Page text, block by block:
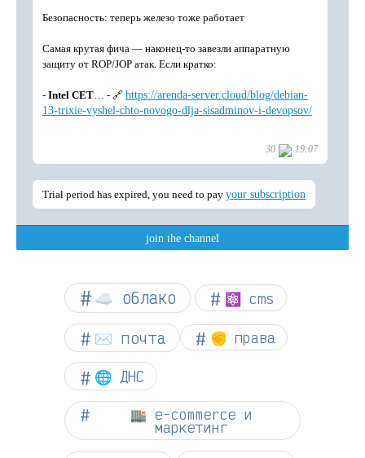
☁︎ облако ⚛ cms
✉️ почта ✊ права
🌐 ДНС
🏬 e-commerce и
маркетинг